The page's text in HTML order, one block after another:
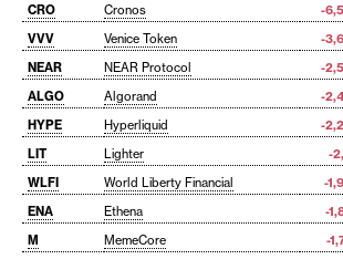
CRO
Cronos -
VVV
Venice Token -
NEAR
NEAR Protocol -
ALGO
Algorand -
HYPE
Hyperliquid -
LIT
Lighter -
WLFI
World Liberty Financial -
ENA
Ethena -
M
MemeCore -